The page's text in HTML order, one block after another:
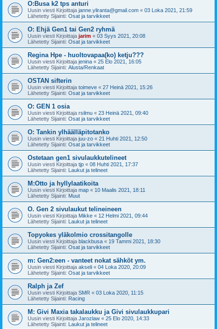
O:Busa k2 tps anturi
Uusin viesti Kirjoittaja janne.yliranta@gmail.com « 03 Loka 2021, 21:59
Lähetetty Sijainti: Osat ja tarvikkeet
O: Ehjä Gen1 tai Gen2 ryhmä
Uusin viesti Kirjoittaja jarim « 03 Syys 2021, 20:08
Lähetetty Sijainti: Osat ja tarvikkeet
Regina Hpe - huoltovapaa(ko) ketju???
Uusin viesti Kirjoittaja jenina « 25 Elo 2021, 16:05
Lähetetty Sijainti: Alusta/Renkaat
OSTAN sifterin
Uusin viesti Kirjoittaja toimeve « 27 Heinä 2021, 15:26
Lähetetty Sijainti: Osat ja tarvikkeet
O: GEN 1 osia
Uusin viesti Kirjoittaja rsilmu « 23 Heinä 2021, 09:40
Lähetetty Sijainti: Osat ja tarvikkeet
O: Tankin ylhäälläpitotanko
Uusin viesti Kirjoittaja juu-zo « 21 Huhti 2021, 12:50
Lähetetty Sijainti: Osat ja tarvikkeet
Ostetaan gen1 sivulaukkutelineet
Uusin viesti Kirjoittaja tjp « 08 Huhti 2021, 17:37
Lähetetty Sijainti: Laukut ja telineet
M:Otto ja hyllylaatikoita
Uusin viesti Kirjoittaja map « 10 Maalis 2021, 18:11
Lähetetty Sijainti: Muut
O. Gen 2 sivulaukut telineineen
Uusin viesti Kirjoittaja Mikke « 12 Helmi 2021, 09:44
Lähetetty Sijainti: Laukut ja telineet
Topyokes yläkolmio crossitangolle
Uusin viesti Kirjoittaja blackbusa « 19 Tammi 2021, 18:30
Lähetetty Sijainti: Osat ja tarvikkeet
m: Gen2:een - vanteet nokat sähköt ym.
Uusin viesti Kirjoittaja akseli « 04 Loka 2020, 20:09
Lähetetty Sijainti: Osat ja tarvikkeet
Ralph ja Zef
Uusin viesti Kirjoittaja SMR « 03 Loka 2020, 11:15
Lähetetty Sijainti: Racing
M: Givi Maxia takalaukku ja Givi sivulaukkupari
Uusin viesti Kirjoittaja Jarozlaw « 25 Elo 2020, 14:33
Lähetetty Sijainti: Laukut ja telineet